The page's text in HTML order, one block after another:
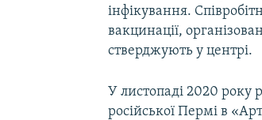
інфікування.
вакцинації,
стверджують у центрі.
У листопаді 2020 року
російської Пермі в